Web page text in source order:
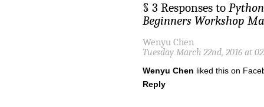
§ 3 Responses to
Beginners Workshop
Wenyu Chen
Tuesday March 22nd, 2016 at
Wenyu Chen liked this on
Reply